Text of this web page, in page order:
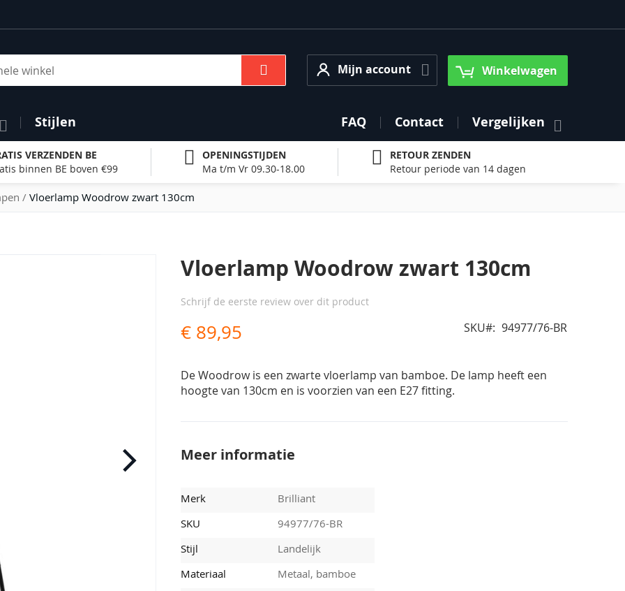
Mijn account
Mijn account Winkelwagen
Stijlen FAQ Contact Vergelijken
VERZENDEN BE
binnen BE boven €99
OPENINGSTIJDEN
Ma t/m Vr 09.30-18.00
RETOUR ZENDEN
Retour periode van 14 dagen
Vloerlamp Woodrow zwart 130cm
Vloerlamp Woodrow zwart 130cm
Schrijf de eerste review over dit product
€ 89,95 SKU 94977/76-BR
De Woodrow is een zwarte vloerlamp van bamboe. De lamp heeft een
hoogte van 130cm en is voorzien van een E27 fitting.
Meer informatie
Merk
Brilliant
SKU
94977/76-BR
Stijl
Landelijk
Materiaal
Metaal, bamboe